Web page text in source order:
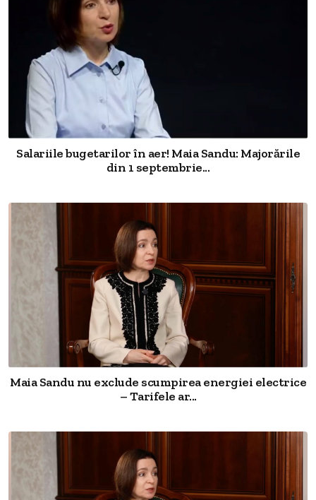
Salariile bugetarilor în aer! Maia Sandu: Majorările
din 1 septembrie...
Maia Sandu nu exclude scumpirea energiei electrice
– Tarifele ar...